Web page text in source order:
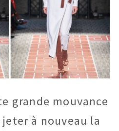
grande mouvance
jeter à nouveau la